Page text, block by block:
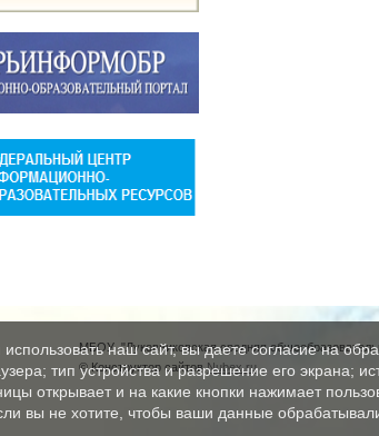
МБОУ "Луковниковская средняя
© Конструктор сайтовNubex.ru
наш сайт, вы даете согласие на
тип устройства и разрешение его экрана;
открывает и на какие кнопки нажимает
вы не хотите, чтобы ваши данные